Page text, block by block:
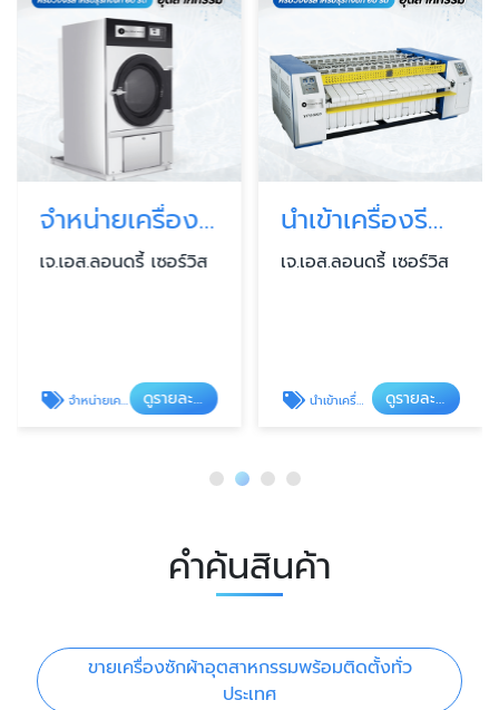
จำหน่ายเครื่องอบผ้าอุตสาหกรรม
เจ.เอส.ลอนดรี้ เซอร์วิส
จำหน่ายเครื่องอบผ้าอุตสาหกรรม ดูรายละเอียด
นำเข้าเครื่องรีดผ้าอุตสาหกรรม
เจ.เอส.ลอนดรี้ เซอร์วิส
นำเข้าเครื่องรีดผ้าอุตสาหกรรม ดูรายละเอียด
คำค้นสินค้า
ขายเครื่องซักผ้าอุตสาหกรรมพร้อมติดตั้งทั่ว
ประเทศ